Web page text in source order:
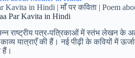
Kavita in Hindi | माँ पर कविता | Poem
Par Kavita in Hindi
राष्ट्रीय पत्र-पत्रिकाओं में स्तंभ लेखन के
यात्राएँ की हैं। नई पी‍ढ़ी के कवियों में
हैं।